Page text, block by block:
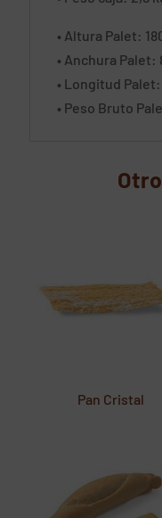
• Altura Palet:
• Anchura Palet:
• Longitud Palet:
• Peso Bruto
Pan Cristal